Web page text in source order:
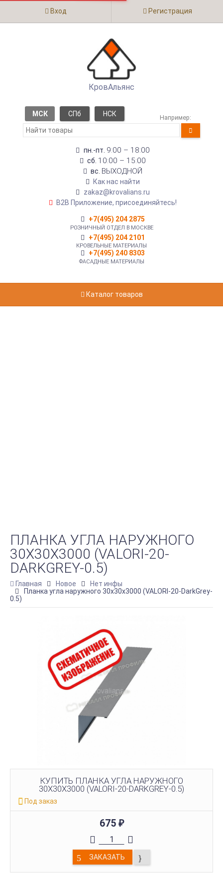
Вход Регистрация
КровАльянс
МСК СПб НСК Например:
пн.-пт. 9:00 – 18:00
сб. 10:00 – 15:00
вс. ВЫХОДНОЙ
Как нас найти
zakaz@krovalians.ru
B2B Приложение, присоединяйтесь!
+7(495) 204 2875
РОЗНИЧНЫЙ ОТДЕЛ В МОСКВЕ
+7(495) 204 2101
КРОВЕЛЬНЫЕ МАТЕРИАЛЫ
+7(495) 240 8303
ФАСАДНЫЕ МАТЕРИАЛЫ
Каталог товаров
ПЛАНКА УГЛА НАРУЖНОГО
30Х30Х3000 (VALORI-20-
DARKGREY-0.5)
Главная Новое
Нет инфы
Планка угла наружного 30х30х3000 (VALORI-20-DarkGrey-
0.5)
КУПИТЬ ПЛАНКА УГЛА НАРУЖНОГО
30Х30Х3000 (VALORI-20-DARKGREY-0.5)
Под заказ
675 ₽
ЗАКАЗАТЬ